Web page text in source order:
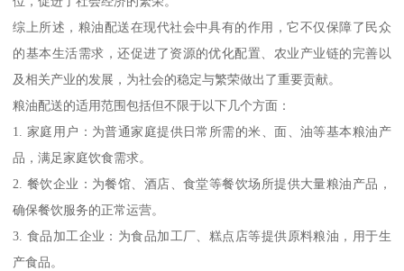
综上所述，粮油配送在现代社会中具有的作用，它不仅保障了民众
的基本生活需求，还促进了资源的优化配置、农业产业链的完善以
及相关产业的发展，为社会的稳定与繁荣做出了重要贡献。
粮油配送的适用范围包括但不限于以下几个方面：
1. 家庭用户：为普通家庭提供日常所需的米、面、油等基本粮油产
品，满足家庭饮食需求。
2. 餐饮企业：为餐馆、酒店、食堂等餐饮场所提供大量粮油产品，
确保餐饮服务的正常运营。
3. 食品加工企业：为食品加工厂、糕点店等提供原料粮油，用于生
产食品。